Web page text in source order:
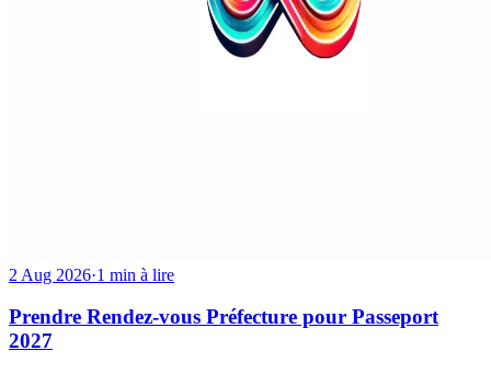
2 Aug 2026·1 min à lire
Prendre Rendez-vous Préfecture pour Passeport
2027